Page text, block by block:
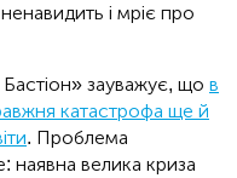
і мріє про
зауважує, що в
катастрофа ще й
. Проблема
наявна велика криза